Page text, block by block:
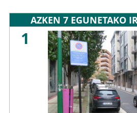
AZKEN 7 EGUNETAKO
1